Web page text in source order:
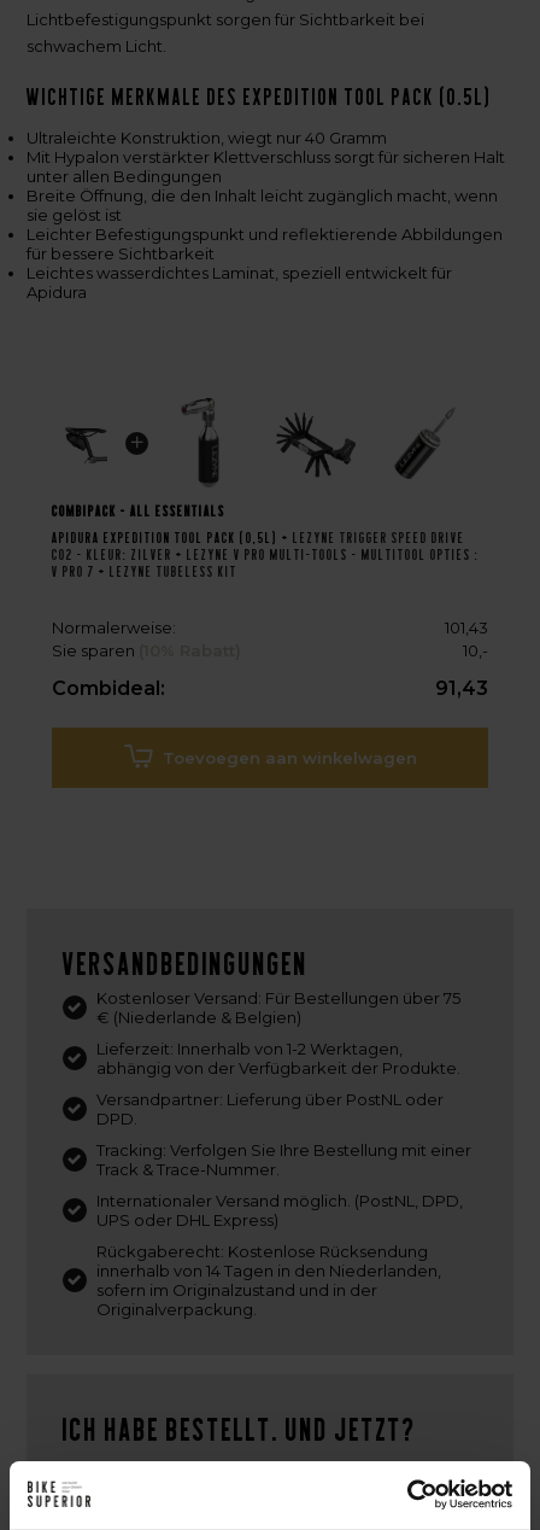
Combipack - All essentials
Apidura Expedition Tool Pack (0,5L) + Lezyne Trigger Speed Drive
CO2 - Kleur: Zilver + Lezyne V Pro Multi-Tools - Multitool Opties :
V Pro 7 + Lezyne Tubeless Kit
Normalerweise:
101,43
Sie sparen
10,-
Combideal: 91,43
Toevoegen aan winkelwagen
Lichtbefestigungspunkt sorgen für Sichtbarkeit bei
schwachem Licht.
Wichtige Merkmale des Expedition Tool Pack (0.5L)
Ultraleichte Konstruktion, wiegt nur 40 Gramm
Mit Hypalon verstärkter Klettverschluss sorgt für sicheren Halt
unter allen Bedingungen
Breite Öffnung, die den Inhalt leicht zugänglich macht, wenn
sie gelöst ist
Leichter Befestigungspunkt und reflektierende Abbildungen
für bessere Sichtbarkeit
Leichtes wasserdichtes Laminat, speziell entwickelt für
Apidura
Versandbedingungen
Kostenloser Versand: Für Bestellungen über 75
€ (Niederlande & Belgien)
Lieferzeit: Innerhalb von 1-2 Werktagen,
abhängig von der Verfügbarkeit der Produkte.
Versandpartner: Lieferung über PostNL oder
DPD.
Tracking: Verfolgen Sie Ihre Bestellung mit einer
Track & Trace-Nummer.
Internationaler Versand möglich. (PostNL, DPD,
UPS oder DHL Express)
Rückgaberecht: Kostenlose Rücksendung
innerhalb von 14 Tagen in den Niederlanden,
sofern im Originalzustand und in der
Originalverpackung.
Ich habe bestellt. Und jetzt?
Nach deiner Online-Bestellung bei BikeSuperior
legen wir direkt los. Wir bestätigen deine Bestellung